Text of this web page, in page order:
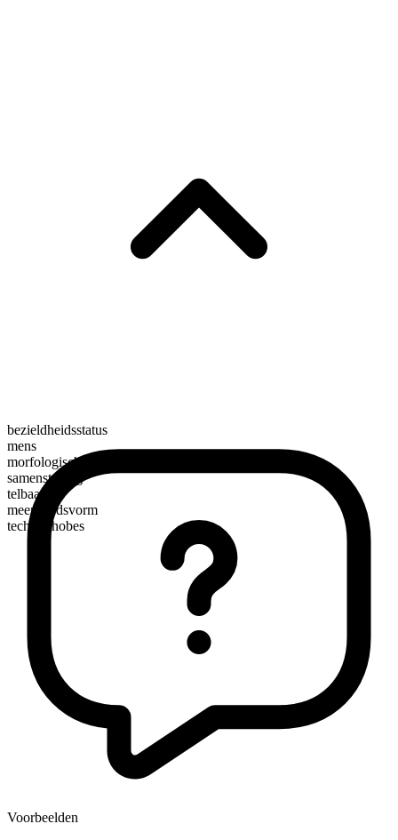
bezieldheidsstatus
mens
morfologische samenstelling
samenstelling
telbaar
meervoudsvorm
technophobes
Voorbeelden